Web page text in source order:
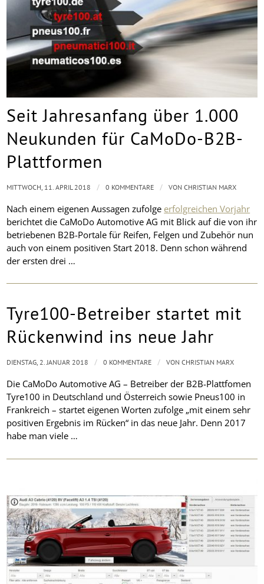
Seit Jahresanfang über 1.000
Neukunden für CaMoDo-B2B-
Plattformen
Nach einem eigenen Aussagen zufolge erfolgreichen Vorjahr
berichtet die CaMoDo Automotive AG mit Blick auf die von ihr
betriebenen B2B-Portale für Reifen, Felgen und Zubehör nun
auch von einem positiven Start 2018. Denn schon während
der ersten drei …
MITTWOCH, 11. APRIL 2018 / 0 KOMMENTARE / VONCHRISTIAN MARX
Tyre100-Betreiber startet mit
Rückenwind ins neue Jahr
Die CaMoDo Automotive AG – Betreiber der B2B-Plattfomen
Tyre100 in Deutschland und Österreich sowie Pneus100 in
Frankreich – startet eigenen Worten zufolge „mit einem sehr
positiven Ergebnis im Rücken“ in das neue Jahr. Denn 2017
habe man viele …
DIENSTAG, 2. JANUAR 2018 / 0 KOMMENTARE / VONCHRISTIAN MARX